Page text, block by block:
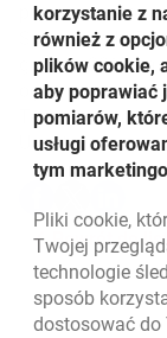
Społecznych
grudniu 2017
ogólnopolskiej
Technika
Udostępnij
otwiera się w
otwiera się
otwiera
Powrót do
korzystanie z
również z
plików cookie,
aby poprawiać
pomiarów,
usługi
tym
Pliki cookie,
Twojej
technologie
sposób
dostosować do